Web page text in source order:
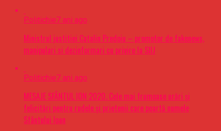
Politichie7 ani ago
Ministrul justitiei Catalin Predoiu – promotor de fakenews,
manipulari si dezinformari cu privire la SIIJ
Politichie7 ani ago
MESAJE SFÂNTUL ION 2020. Cele mai frumoase urări şi
felicitări pentru rudele şi prietenii care poartă numele
Sfântului Ioan